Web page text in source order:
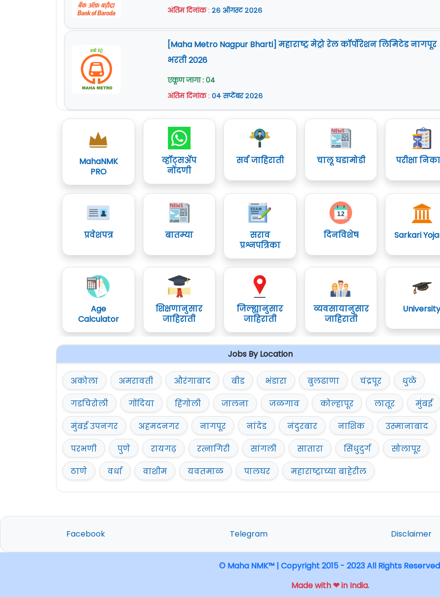
अंतिम दिनांक: २६ ऑगस्ट २०२६
[Maha Metro Nagpur Bharti] महाराष्ट्र मेट्रो रेल कॉर्पोरेशन लिमिटेड नागपूर
भरती 2026
एकूण जागा : 04
अंतिम दिनांक: ०४ सप्टेंबर २०२६
MahaNMK
PRO
व्हॉट्सॲप
नोंदणी
सर्व जाहिराती चालू घडामोडी परीक्षा
प्रवेशपत्र बातम्या
सराव
प्रश्नपत्रिका
दिनविशेष Sarkari
Age
Calculator
शिक्षणानुसार
जाहिराती
जिल्ह्यानुसार
जाहिराती
व्यवसायानुसार
जाहिराती
Jobs By Location
अकोला अमरावती औरंगाबाद बीड भंडारा बुलढाणा चंद्रपूर
धुळे
गडचिरोली
गोंदिया हिंगोली जालना जळगाव कोल्हापूर लातूर
मुंबई
मुंबई उपनगर
अहमदनगर नागपूर नांदेड नंदुरबार नाशिक
उस्मानाबाद
परभणी
पुणे रायगढ़ रत्नागिरी सांगली सातारा सिंधुदुर्ग
सोलापूर
ठाणे
वर्धा वाशीम यवतमाळ पालघर महाराष्ट्राच्या बाहेरील
Facebook Telegram Disclaimer
© Maha NMK™ | Copyright 2015 - 2023 All Rights
Made with ❤ in India.